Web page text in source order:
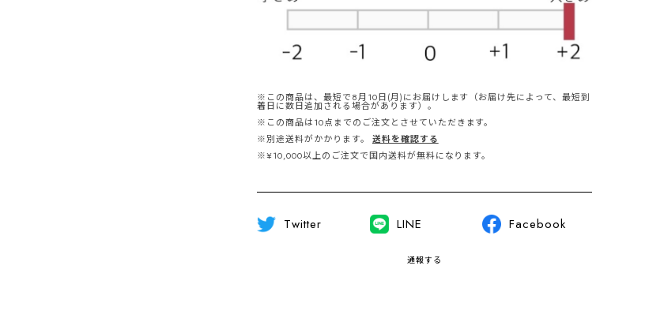
※この商品は、最短で8月10日(月)にお届けします（お届け先によって、最短到
着日に数日追加される場合があります）。
※この商品は10点までのご注文とさせていただきます。
※別途送料がかかります。
送料を確認する
※¥10,000以上のご注文で国内送料が無料になります。
Twitter LINE Facebook
通報する